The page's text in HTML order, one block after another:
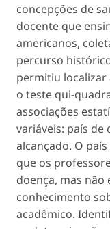
concepções de
docente que
americanos,
percurso
permitiu localizar
o teste qui-
associações
variáveis: país
alcançado. O
que os
doença, mas não
conhecimento
acadêmico.